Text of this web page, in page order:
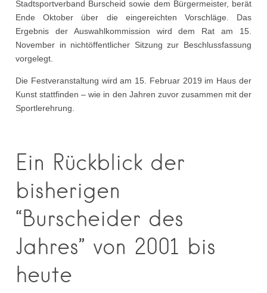
Stadtsportverband Burscheid sowie dem Bürgermeister, berät
Ende Oktober über die eingereichten Vorschläge. Das
Ergebnis der Auswahlkommission wird dem Rat am 15.
November in nichtöffentlicher Sitzung zur Beschlussfassung
vorgelegt.
Die Festveranstaltung wird am 15. Februar 2019 im Haus der
Kunst stattfinden – wie in den Jahren zuvor zusammen mit der
Sportlerehrung.
Ein Rückblick der
bisherigen
“Burscheider des
Jahres” von 2001 bis
heute